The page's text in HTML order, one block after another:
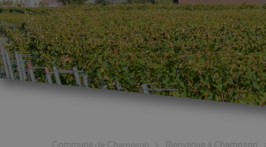
Cadastre informatisé
Bulletin officiel
Magic Pass
Jeunesse et formation Santé et
Commune de Chamoson Bienvenue à Chamoson